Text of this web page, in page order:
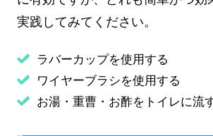
実践してみてください。
ラバーカップを使用する
ワイヤーブラシを使用する
お湯・重曹・お酢をトイレに流